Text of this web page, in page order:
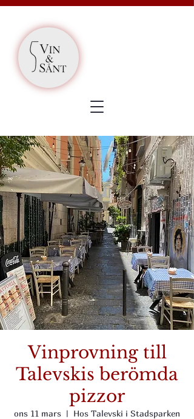
Vinprovning till
Talevskis berömda
pizzor
ons 11 mars
  |
Hos Talevski i Stadsparken